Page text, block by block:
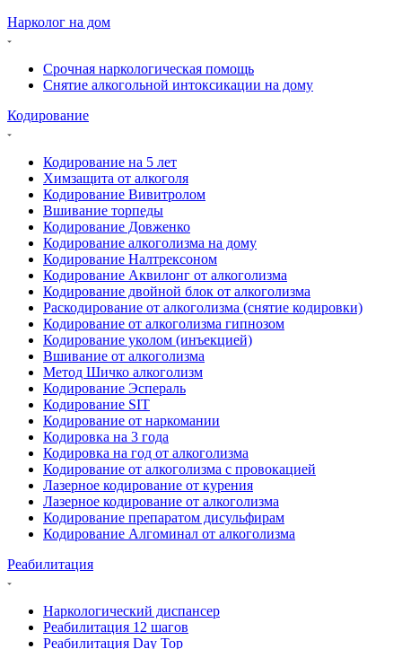
Нарколог на дом
Срочная наркологическая помощь
Снятие алкогольной интоксикации на дому
Кодирование
Кодирование на 5 лет
Химзащита от алкоголя
Кодирование Вивитролом
Вшивание торпеды
Кодирование Довженко
Кодирование алкоголизма на дому
Кодирование Налтрексоном
Кодирование Аквилонг от алкоголизма
Кодирование двойной блок от алкоголизма
Раскодирование от алкоголизма (снятие кодировки)
Кодирование от алкоголизма гипнозом
Кодирование уколом (инъекцией)
Вшивание от алкоголизма
Метод Шичко алкоголизм
Кодирование Эспераль
Кодирование SIT
Кодирование от наркомании
Кодировка на 3 года
Кодировка на год от алкоголизма
Кодирование от алкоголизма с провокацией
Лазерное кодирование от курения
Лазерное кодирование от алкоголизма
Кодирование препаратом дисульфирам
Кодирование Алгоминал от алкоголизма
Реабилитация
Наркологический диспансер
Реабилитация 12 шагов
Реабилитация Day Top